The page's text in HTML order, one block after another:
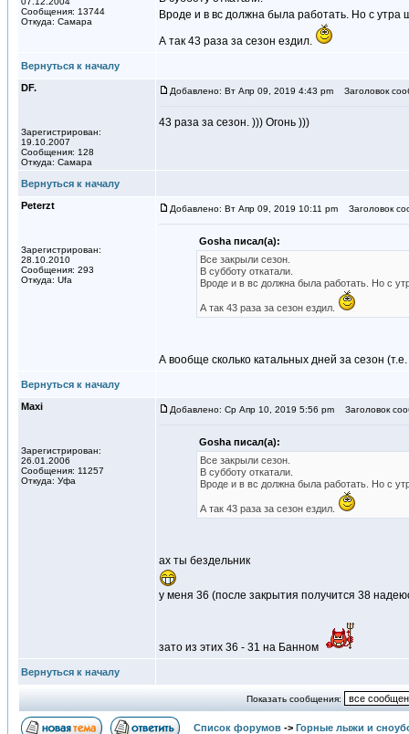
Сообщения: 13744
Откуда: Самара
Вроде и в вс должна была работать. Но с
А так 43 раза за сезон ездил.
Вернуться к началу
DF.
Зарегистрирован:
19.10.2007
Сообщения: 128
Откуда: Самара
Добавлено: Вт Апр 09, 2019 4:43 pm Заголовок
43 раза за сезон. ))) Огонь )))
Вернуться к началу
Peterzt
Зарегистрирован:
28.10.2010
Сообщения: 293
Откуда: Ufa
Добавлено: Вт Апр 09, 2019 10:11 pm Заголовок
Gosha писал(а):
Все закрыли сезон.
В субботу откатали.
Вроде и в вс должна была работать. Но с
А так 43 раза за сезон ездил.
А вообще сколько катальных дней за сезон
Вернуться к началу
Maxi
Зарегистрирован:
26.01.2006
Сообщения: 11257
Откуда: Уфа
Добавлено: Ср Апр 10, 2019 5:56 pm Заголовок
Gosha писал(а):
Все закрыли сезон.
В субботу откатали.
Вроде и в вс должна была работать. Но с
А так 43 раза за сезон ездил.
ах ты бездельник
у меня 36 (после закрытия получится 38
зато из этих 36 - 31 на Банном
Вернуться к началу
Показать сообщения:
Список форумов -> Горные лыжи и